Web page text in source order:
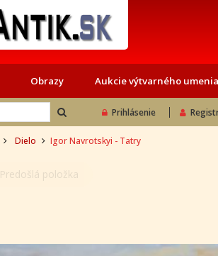
Obrazy Aukcie výtvarného umenia
Prihlásenie
Dielo Igor Navrotskyi - Tatry
Predošlá položka